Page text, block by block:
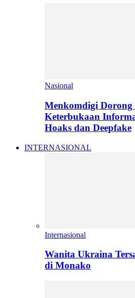
Nasional
Menkomdigi
Keterbukaan
Hoaks dan Deepfake
INTERNASIONAL
Internasional
Wanita Ukraina
di Monako